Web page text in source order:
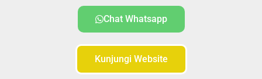
Chat Whatsapp
Kunjungi Website